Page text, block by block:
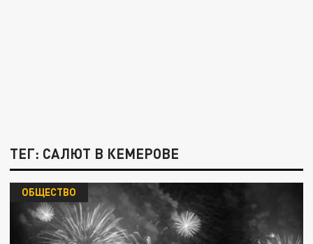
ТЕГ: САЛЮТ В КЕМЕРОВЕ
ОБЩЕСТВО